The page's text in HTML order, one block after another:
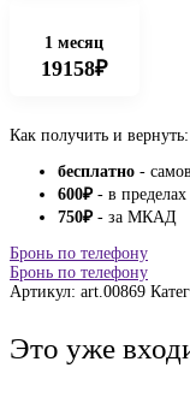
1 месяц
19158₽
Как получить и вернуть:
бесплатно -
600₽- в
750₽- за МКАД
Бронь по телефону
Бронь по телефону
Артикул: art.00869
Это уже